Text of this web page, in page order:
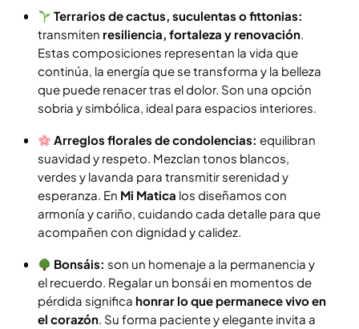
Terrarios de cactus, suculentas o fittonias:
transmiten resiliencia, fortaleza y renovación.
Estas composiciones representan la vida que
continúa, la energía que se transforma y la belleza
que puede renacer tras el dolor. Son una opción
sobria y simbólica, ideal para espacios interiores.
Arreglos florales de condolencias: equilibran
suavidad y respeto. Mezclan tonos blancos,
verdes y lavanda para transmitir serenidad y
esperanza. En Mi Matica los diseñamos con
armonía y cariño, cuidando cada detalle para que
acompañen con dignidad y calidez.
Bonsáis: son un homenaje a la permanencia y
el recuerdo. Regalar un bonsái en momentos de
pérdida significa honrar lo que permanece vivo en
el corazón. Su forma paciente y elegante invita a